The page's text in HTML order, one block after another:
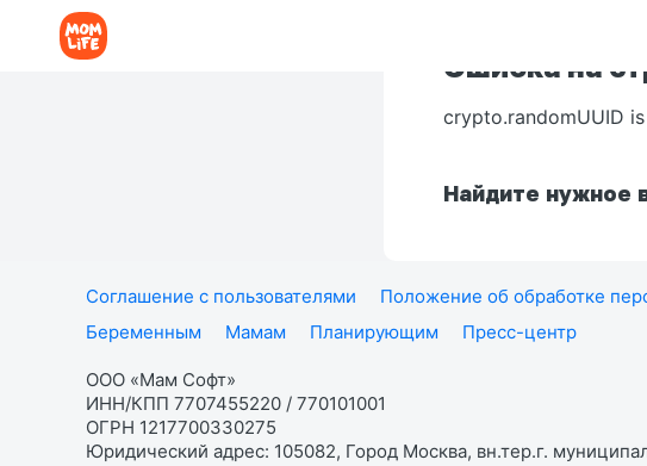
Ошибка на
crypto.randomUUID
Найдите нужное
Соглашение с пользователями Положение об обработке
Беременным
Мамам Планирующим Пресс-центр
ООО «Мам Софт»
ИНН/КПП 7707455220 / 770101001
ОГРН 1217700330275
Юридический адрес: 105082, Город Москва, вн.тер.г.